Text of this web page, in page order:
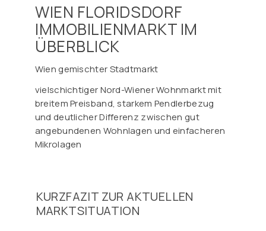
WIEN FLORIDSDORF
IMMOBILIENMARKT IM
ÜBERBLICK
Wien gemischter Stadtmarkt
vielschichtiger Nord-Wiener Wohnmarkt mit
breitem Preisband, starkem Pendlerbezug
und deutlicher Differenz zwischen gut
angebundenen Wohnlagen und einfacheren
Mikrolagen
KURZFAZIT ZUR AKTUELLEN
MARKTSITUATION